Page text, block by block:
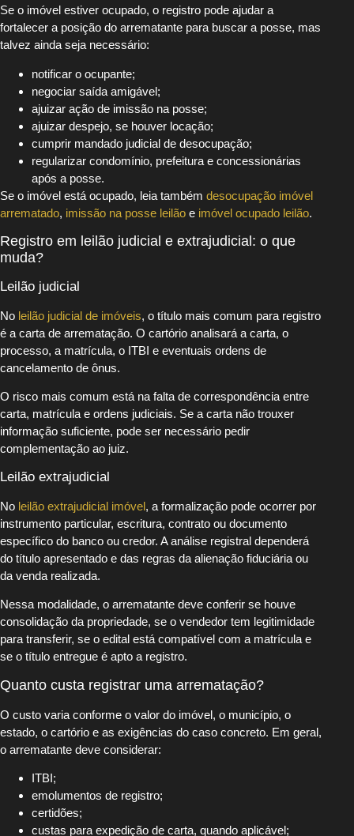
Se o imóvel estiver ocupado, o registro pode ajudar a
fortalecer a posição do arrematante para buscar a posse, mas
talvez ainda seja necessário:
notificar o ocupante;
negociar saída amigável;
ajuizar ação de imissão na posse;
ajuizar despejo, se houver locação;
cumprir mandado judicial de desocupação;
regularizar condomínio, prefeitura e concessionárias
após a posse.
Se o imóvel está ocupado, leia também desocupação imóvel
arrematado, imissão na posse leilão e imóvel ocupado leilão.
Registro em leilão judicial e extrajudicial: o que
muda?
Leilão judicial
No leilão judicial de imóveis, o título mais comum para registro
é a carta de arrematação. O cartório analisará a carta, o
processo, a matrícula, o ITBI e eventuais ordens de
cancelamento de ônus.
O risco mais comum está na falta de correspondência entre
carta, matrícula e ordens judiciais. Se a carta não trouxer
informação suficiente, pode ser necessário pedir
complementação ao juiz.
Leilão extrajudicial
No leilão extrajudicial imóvel, a formalização pode ocorrer por
instrumento particular, escritura, contrato ou documento
específico do banco ou credor. A análise registral dependerá
do título apresentado e das regras da alienação fiduciária ou
da venda realizada.
Nessa modalidade, o arrematante deve conferir se houve
consolidação da propriedade, se o vendedor tem legitimidade
para transferir, se o edital está compatível com a matrícula e
se o título entregue é apto a registro.
Quanto custa registrar uma arrematação?
O custo varia conforme o valor do imóvel, o município, o
estado, o cartório e as exigências do caso concreto. Em geral,
o arrematante deve considerar:
ITBI;
emolumentos de registro;
certidões;
custas para expedição de carta, quando aplicável;